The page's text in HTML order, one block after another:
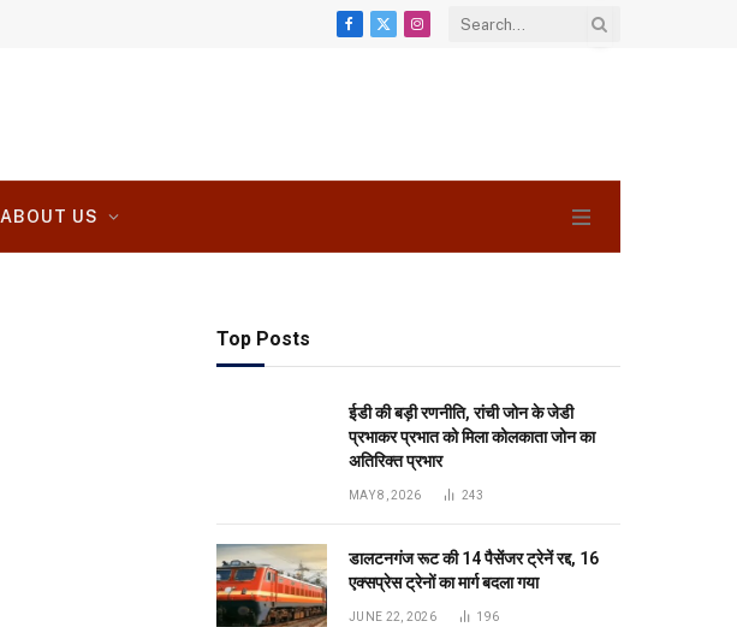
Facebook
X
Instagram
ABOUT US
Top Posts
ईडी की बड़ी रणनीति, रांची जोन के जेडी
प्रभाकर प्रभात को मिला कोलकाता जोन का
अतिरिक्त प्रभार
MAY 8, 2026 243
डालटनगंज रूट की 14 पैसेंजर ट्रेनें रद्द, 16
एक्सप्रेस ट्रेनों का मार्ग बदला गया
JUNE 22, 2026 196